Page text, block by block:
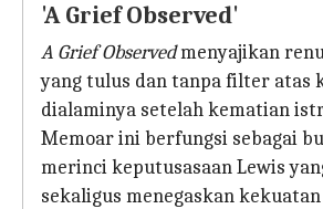
'A Grief Observed'
A Grief Observedmenyajikan
yang tulus dan tanpa filter atas
dialaminya setelah kematian
Memoar ini berfungsi sebagai
merinci keputusasaan Lewis
sekaligus menegaskan